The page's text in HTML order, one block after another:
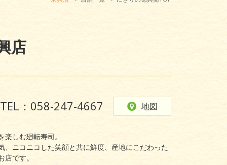
店
TEL：058-247-4667 地図
楽しむ廻転寿司。
、ニコニコした笑顔と共に鮮度、産地にこだわった
です。